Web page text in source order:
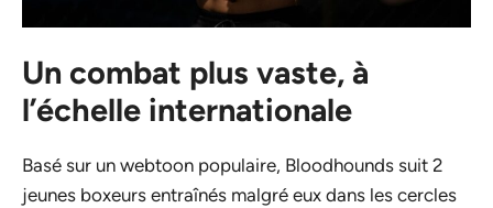
Un combat plus vaste, à
l’échelle internationale
Basé sur un webtoon populaire, Bloodhounds suit 2
jeunes boxeurs entraînés malgré eux dans les cercles